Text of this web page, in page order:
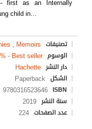
first as an Internally
child in…
تصنيفات , Memoirs
الوسوم - Best seller
دار النشر Hachette
الشكل Paperback
ISBN
9780316523646
سنة النشر 2019
عدد الصفحات 224